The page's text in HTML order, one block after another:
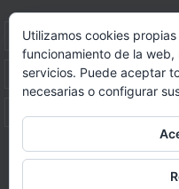
INICIO INFORMACIÓN
SUS HABITANTES FOTOS
Página web realizada por
Utilizamos cookies
funcionamiento de la
servicios. Puede aceptar
necesarias o configurar